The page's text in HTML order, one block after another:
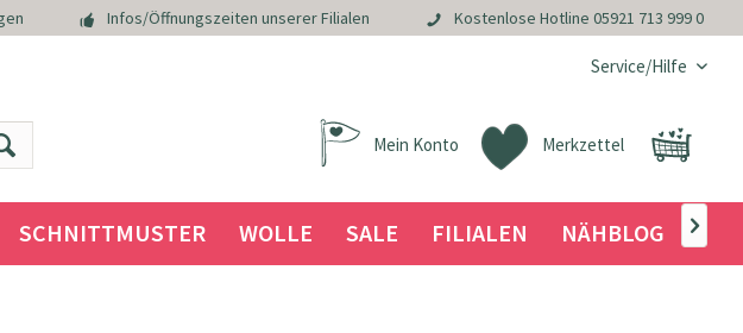
Infos/Öffnungszeiten unserer Filialen Kostenlose Hotline 05921 713 999 0
Service/Hilfe
Merkzettel
Mein Konto
SCHNITTMUSTER WOLLE SALE FILIALEN NÄHBLOG 